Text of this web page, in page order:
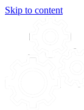
Skip to content